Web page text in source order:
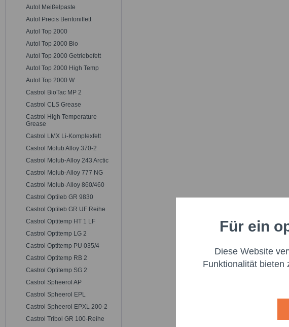
Autol Meißelpaste
Autol Precis Bentonitfett
Autol Top 2000
Autol Top 2000 Bio
Autol Top 2000 Getriebefett
Autol Top 2000 High Temp
Autol Top 2000 W
Castrol BioTac MP 2
Castrol CLS Grease
Castrol High Temperature
Grease
Castrol LMX Li-Komplexfett
Castrol Molub Alloy 370-2
Castrol Molub-Alloy 243 Arctic
Castrol Molub-Alloy 777 NG
Castrol Molub-Alloy 860/460
Castrol Optileb GR 9830
Castrol Optileb GR UF Reihe
Castrol Optitemp HT 1 LF
Castrol Optitemp LG 2
Castrol Optitemp PU 035/4
Castrol Optitemp RB 2
Castrol Optitemp SG 2
Castrol Spheerol AP
Castrol Spheerol EPL
Castrol Spheerol EPXL 200-2
Castrol Tribol GR 100-Reihe
Funktionale
Marketing
Für ein
Diese Website
Funktionalität bieten